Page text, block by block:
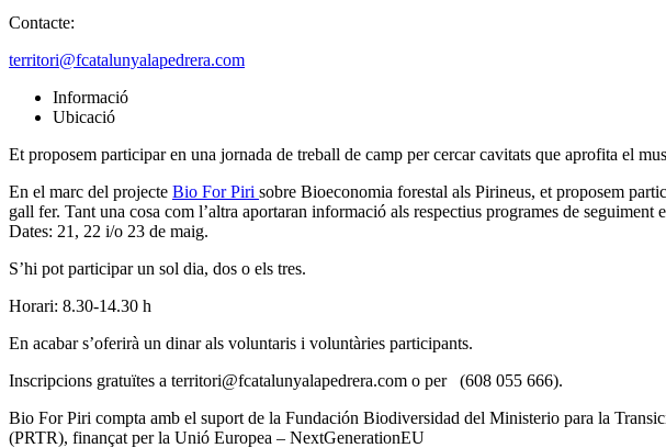
Contacte:
territori@fcatalunyalapedrera.com
Informació
Ubicació
Et proposem participar en una jornada de treball de camp per cercar cavitats que aprofita el
En el marc del projecte Bio For Piri sobre Bioeconomia forestal als Pirineus, et proposem
gall fer. Tant una cosa com l’altra aportaran informació als respectius programes de seguiment
Dates: 21, 22 i/o 23 de maig.
S’hi pot participar un sol dia, dos o els tres.
Horari: 8.30-14.30 h
En acabar s’oferirà un dinar als voluntaris i voluntàries participants.
Inscripcions gratuïtes a territori@fcatalunyalapedrera.com o per (608 055 666).
Bio For Piri compta amb el suport de la Fundación Biodiversidad del Ministerio para la
(PRTR), finançat per la Unió Europea – NextGenerationEU